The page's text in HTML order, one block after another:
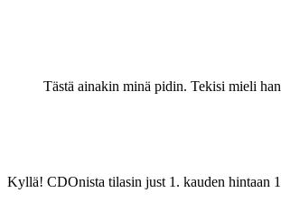
Tästä ainakin minä pidin. Tekisi mieli
Kyllä! CDOnista tilasin just 1. kauden hintaan